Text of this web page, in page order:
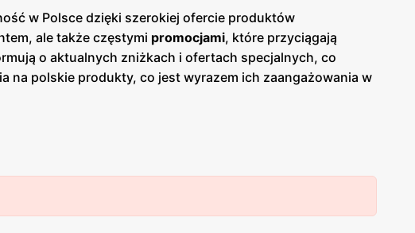
w Polsce dzięki szerokiej ofercie produktów
ale także częstymi promocjami, które przyciągają
o aktualnych zniżkach i ofertach specjalnych, co
na polskie produkty, co jest wyrazem ich zaangażowania w
ofercie sklepów można znaleźć szeroki wybór owoców i
mogą liczyć na pomocną obsługę oraz atrakcyjne
klientów, którzy regularnie wracają, aby skorzystać z
ekologiczne torby na zakupy oraz starają się
rozwój i ochronę środowiska.Livioto sieć sklepów